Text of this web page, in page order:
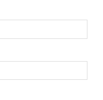
案例展示